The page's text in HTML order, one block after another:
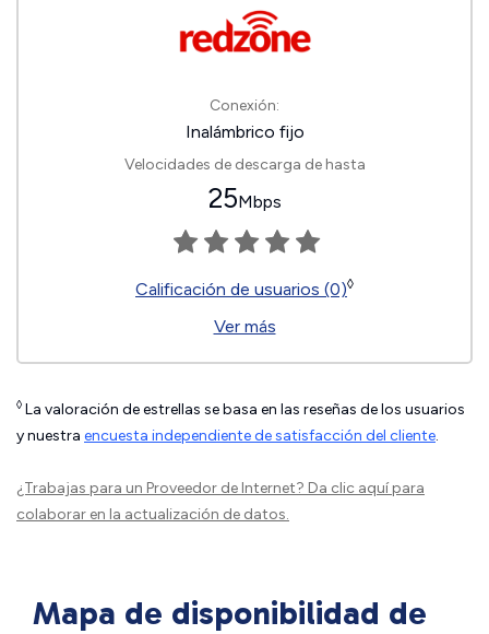
Conexión:
Inalámbrico fijo
Velocidades de descarga de hasta
25Mbps
Calificación de usuarios (0)◊
Ver más
◊ La valoración de estrellas se basa en las reseñas de los usuarios
y nuestra encuesta independiente de satisfacción del cliente.
¿Trabajas para un Proveedor de Internet? Da clic aquípara
colaborar en la actualización de datos.
Mapa de disponibilidad de